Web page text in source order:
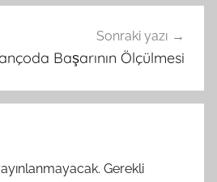
Sonraki yazı
Başarının Ölçülmesi
Gerekli